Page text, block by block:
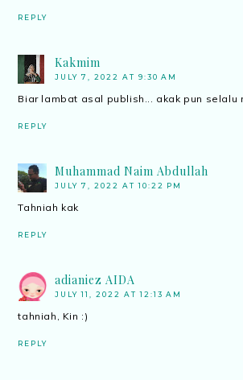
REPLY
Kakmim
JULY 7, 2022 AT 9:30 AM
Biar lambat asal publish... akak pun selalu
REPLY
Muhammad Naim Abdullah
JULY 7, 2022 AT 10:22 PM
Tahniah kak
REPLY
adianiez AIDA
JULY 11, 2022 AT 12:13 AM
tahniah, Kin :)
REPLY